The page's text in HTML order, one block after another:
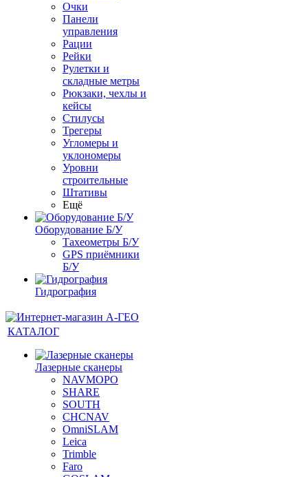
Очки
Панели
управления
Рации
Рейки
Рулетки и
складные метры
Рюкзаки, чехлы и
кейсы
Стилусы
Трегеры
Угломеры и
уклономеры
Уровни
строительные
Штативы
Ещё
Оборудование Б/У
Тахеометры Б/У
GPS приёмники
Б/У
Гидрография
КАТАЛОГ
Лазерные сканеры
NAVMOPO
SHARE
SOUTH
CHCNAV
OmniSLAM
Leica
Trimble
Faro